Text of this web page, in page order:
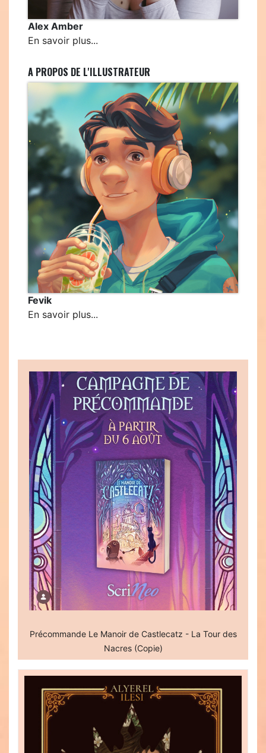
Alex Amber
En savoir plus...
A PROPOS DE L'ILLUSTRATEUR
Fevik
En savoir plus...
Précommande Le Manoir de Castlecatz - La Tour des
Nacres (Copie)